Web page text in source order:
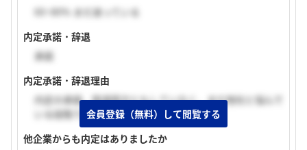
60~80% まだ迷っている
内定承諾・辞退
承諾
内定承諾・辞退理由
内定の承諾、辞退両方ともしていなく、まだ他社と悩んで
いる段階である。
他企業からも内定はありましたか
会員登録（無料）して閲覧する